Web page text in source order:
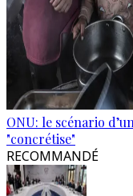
ONU: le scénario
"concrétise"
RECOMMANDÉ